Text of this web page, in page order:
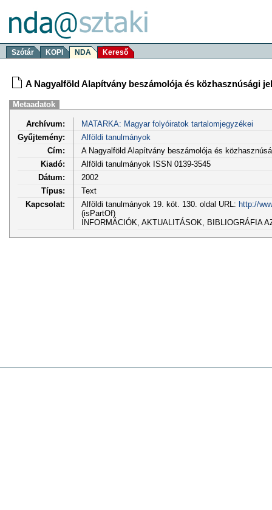
Szótár KOPI NDA Kereső
A Nagyalföld Alapítvány beszámolója és közhasznúsági
Metaadatok
Archívum:
MATARKA: Magyar folyóiratok tartalomjegyzékei
Gyűjtemény:
Alföldi tanulmányok
Cím:
A Nagyalföld Alapítvány beszámolója és
Kiadó:
Alföldi tanulmányok ISSN 0139-3545
Dátum:
2002
Típus:
Text
Kapcsolat:
Alföldi tanulmányok 19. köt. 130. oldal URL: http://
(isPartOf)
INFORMÁCIÓK, AKTUALITÁSOK, BIBLIOGRÁFIA